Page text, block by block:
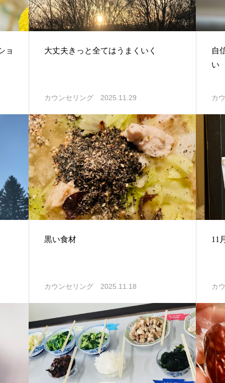
ョ 大丈夫きっと全てはうまくいく
カウンセリング 2025.11.29
自
い
カ
黒い食材
カウンセリング 2025.11.18
11
カ